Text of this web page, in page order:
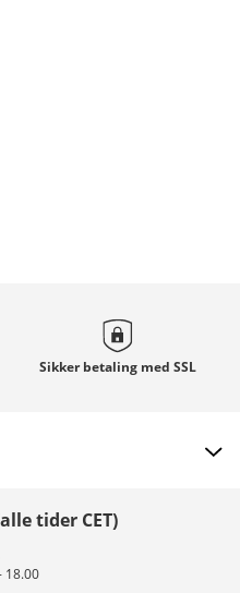
Sikker betaling med SSL
tider CET)
18.00